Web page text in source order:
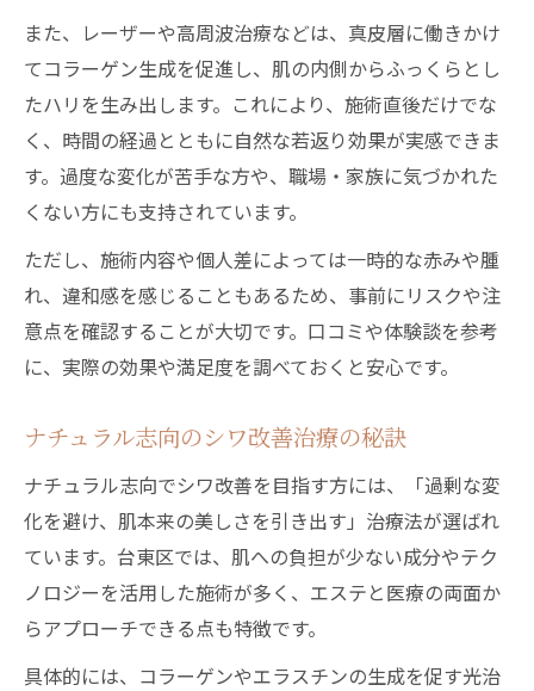
また、レーザーや高周波治療などは、真皮層に働きかけ
てコラーゲン生成を促進し、肌の内側からふっくらとし
たハリを生み出します。これにより、施術直後だけでな
く、時間の経過とともに自然な若返り効果が実感できま
す。過度な変化が苦手な方や、職場・家族に気づかれた
くない方にも支持されています。
ただし、施術内容や個人差によっては一時的な赤みや腫
れ、違和感を感じることもあるため、事前にリスクや注
意点を確認することが大切です。口コミや体験談を参考
に、実際の効果や満足度を調べておくと安心です。
ナチュラル志向のシワ改善治療の秘訣
ナチュラル志向でシワ改善を目指す方には、「過剰な変
化を避け、肌本来の美しさを引き出す」治療法が選ばれ
ています。台東区では、肌への負担が少ない成分やテク
ノロジーを活用した施術が多く、エステと医療の両面か
らアプローチできる点も特徴です。
具体的には、コラーゲンやエラスチンの生成を促す光治